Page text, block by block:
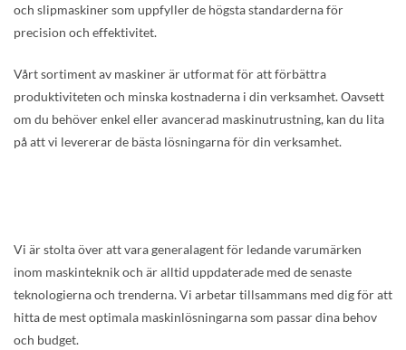
och slipmaskiner som uppfyller de högsta standarderna för
precision och effektivitet.
Vårt sortiment av maskiner är utformat för att förbättra
produktiviteten och minska kostnaderna i din verksamhet. Oavsett
om du behöver enkel eller avancerad maskinutrustning, kan du lita
på att vi levererar de bästa lösningarna för din verksamhet.
Vi är stolta över att vara generalagent för ledande varumärken
inom maskinteknik och är alltid uppdaterade med de senaste
teknologierna och trenderna. Vi arbetar tillsammans med dig för att
hitta de mest optimala maskinlösningarna som passar dina behov
och budget.